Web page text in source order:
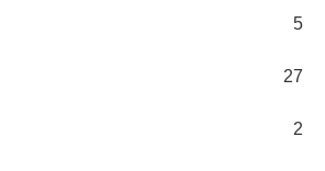
5
27
2